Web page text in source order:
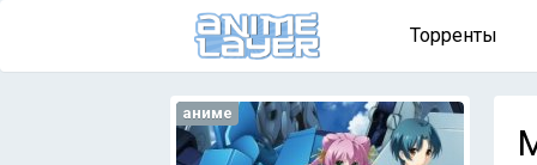
Торренты
аниме